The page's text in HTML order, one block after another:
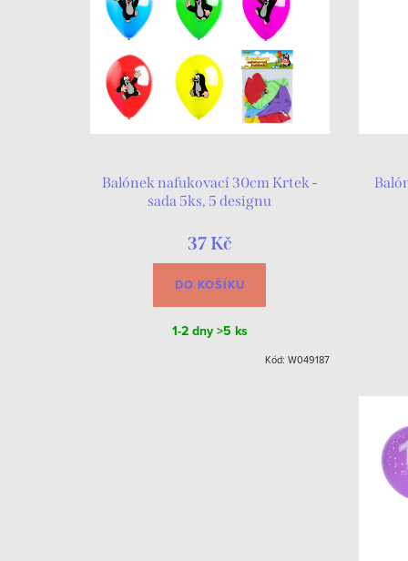
Balónek nafukovací 30cm Krtek -
sada 5ks, 5 designu
37 Kč
DO KOŠÍKU
1-2 dny>5 ks
Kód: W049187